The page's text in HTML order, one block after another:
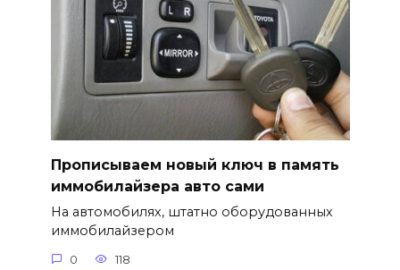
Прописываем новый ключ в память
иммобилайзера авто сами
На автомобилях, штатно оборудованных
иммобилайзером
0 118